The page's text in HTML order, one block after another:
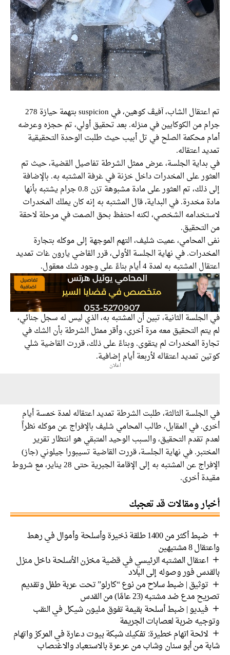
تم اعتقال الشاب، آفيڤ كوهين، في suspicion بتهمة حيازة 278
من الكوكايين في منزله. بعد تحقيق أولي، تم حجزه وعرضه
محكمة الصلح في تل أبيب حيث طلبت الوحدة التحقيقية
اعتقاله.
الجلسة، عرض ممثل الشرطة تفاصيل القضية، حيث تم
على المخدرات داخل خزنة في غرفة المشتبه به. بالإضافة
إلى ذلك، تم العثور على مادة مشبوهة تزن 0.8 جرام يشتبه بأنها
مخدرة. في البداية، قال المشتبه به إنه كان يملك المخدرات
الشخصي، لكنه احتفظ بحق الصمت في مرحلة لاحقة
عميت شليف، التهم الموجهة إلى موكله بتجارة
في نهاية الجلسة الأولى، قرر القاضي يارون غات تمديد
به لمدة 4 أيام بناءً على وجود شك معقول.
الثانية، تبين أن المشتبه به، الذي ليس له سجل جنائي،
التحقيق معه مرة أخرى، وأقر ممثل الشرطة بأن الشك في
المخدرات لم يتقوى. وبناءً على ذلك، قررت القاضية شلي
تمديد اعتقاله لأربعة أيام إضافية.
الثالثة، طلبت الشرطة تمديد اعتقاله لمدة خمسة أيام
في المقابل، طالب المحامي شليف بالإفراج عن موكله نظراً
تقدم التحقيق، والسبب الوحيد المتبقي هو انتظار تقرير
في نهاية الجلسة، قررت القاضية تسيبورا جيلوني (جاز)
الإفراج عن المشتبه به إلى الإقامة الجبرية حتى 28 يناير، مع شروط
أخرى.
ومقالات قد تعجبك
ضبط أكثر من 1400 طلقة ذخيرة وأسلحة وأموال في رهط
مشتبهين
اعتقال المشتبه الرئيسي في قضية مخزن الأسلحة داخل منزل
فور وصوله إلى البلاد
توثيق | ضبط سلاح من نوع “كارلو” تحت عربة طفل وتقديم
مدع ضد مشتبه (23 عامًا) من القدس
فيديو | ضبط أسلحة بقيمة تفوق مليون شيكل في النقب
ضربة لعصابات الجريمة
لائحة اتهام خطيرة: تفكيك شبكة بيوت دعارة في المركز واتهام
من أبو سنان وشاب من عرعرة بالاستعباد والاغتصاب